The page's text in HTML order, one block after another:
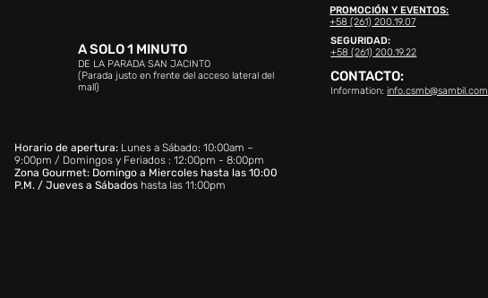
A SOLO 1 MINUTO
DE LA PARADA SAN JACINTO
(Parada justo en frente del acceso lateral del
mall)
Horario de apertura: Lunes a Sábado: 10:00am –
9:00pm / Domingos y Feriados : 12:00pm - 8:00pm
Zona Gourmet: Domingo a Miercoles hasta las 10:00
P.M. / Jueves a Sábadoshasta las 11:00pm
PROMOCIÓN Y EVENTOS:
+58 (261) 200.19.07
SEGURIDAD:
+58 (261) 200.19.22
CONTACTO:
Information:info.csmb@sambil.com